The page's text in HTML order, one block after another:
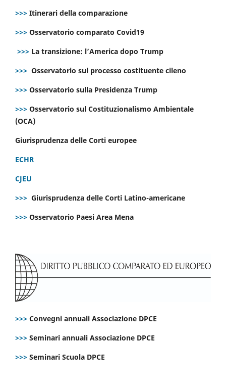
>>> Itinerari della comparazione
>>> Osservatorio comparato Covid19
>>> La transizione: l’America dopo Trump
>>> Osservatorio sul processo costituente cileno
>>> Osservatorio sulla Presidenza Trump
>>> Osservatorio sul Costituzionalismo Ambientale
(OCA)
Giurisprudenza delle Corti europee
ECHR
CJEU
>>> Giurisprudenza delle Corti Latino-americane
>>> Osservatorio Paesi Area Mena
>>> Convegni annuali Associazione DPCE
>>> Seminari annuali Associazione DPCE
>>> Seminari Scuola DPCE